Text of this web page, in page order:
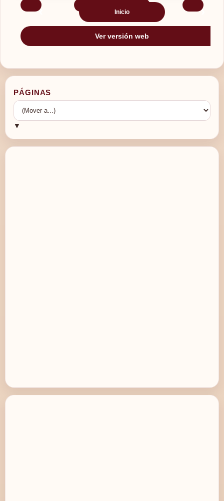
‹ ›
Inicio
Ver versión web
PÁGINAS
▼